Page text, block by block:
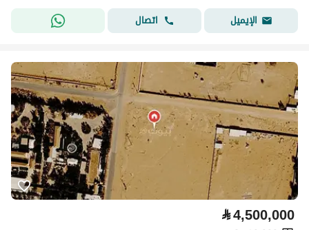
الإيميل
اتصال
⃁4,500,000